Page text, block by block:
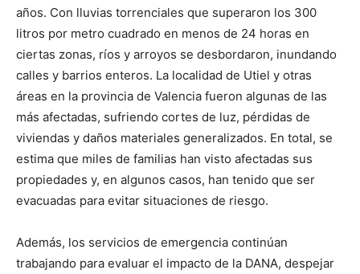
años. Con lluvias torrenciales que superaron los 300
litros por metro cuadrado en menos de 24 horas en
ciertas zonas, ríos y arroyos se desbordaron, inundando
calles y barrios enteros. La localidad de Utiel y otras
áreas en la provincia de Valencia fueron algunas de las
más afectadas, sufriendo cortes de luz, pérdidas de
viviendas y daños materiales generalizados. En total, se
estima que miles de familias han visto afectadas sus
propiedades y, en algunos casos, han tenido que ser
evacuadas para evitar situaciones de riesgo.
Además, los servicios de emergencia continúan
trabajando para evaluar el impacto de la DANA, despejar